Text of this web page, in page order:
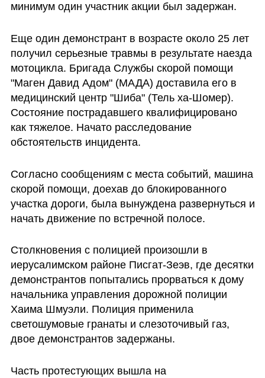
минимум один участник акции был задержан.
Еще один демонстрант в возрасте около 25 лет
получил серьезные травмы в результате наезда
мотоцикла. Бригада Службы скорой помощи
"Маген Давид Адом" (МАДА) доставила его в
медицинский центр "Шиба" (Тель ха-Шомер).
Состояние пострадавшего квалифицировано
как тяжелое. Начато расследование
обстоятельств инцидента.
Согласно сообщениям с места событий, машина
скорой помощи, доехав до блокированного
участка дороги, была вынуждена развернуться и
начать движение по встречной полосе.
Столкновения с полицией произошли в
иерусалимском районе Писгат-Зеэв, где десятки
демонстрантов попытались прорваться к дому
начальника управления дорожной полиции
Хаима Шмуэли. Полиция применила
светошумовые гранаты и слезоточивый газ,
двое демонстрантов задержаны.
Часть протестующих вышла на